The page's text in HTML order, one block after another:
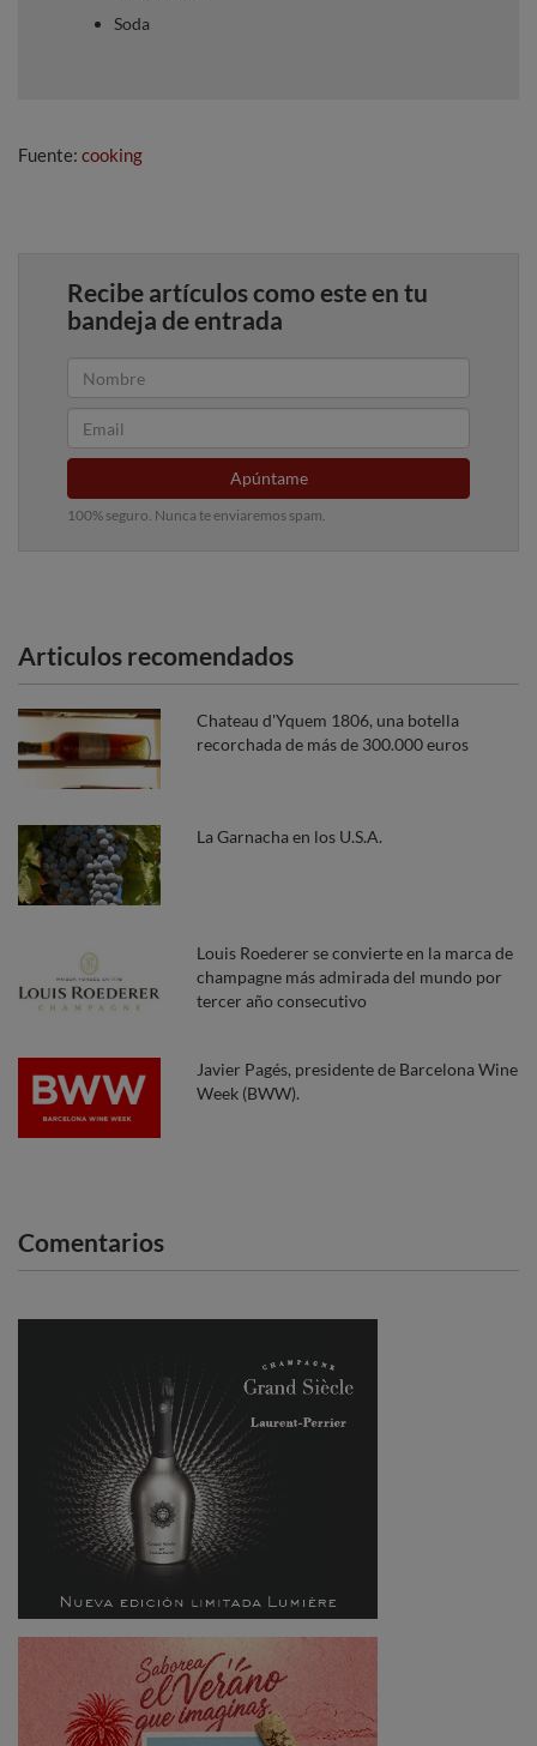
Soda
Fuente: cooking
Recibe artículos como este en tu
bandeja de entrada
Apúntame
100% seguro. Nunca te enviaremos spam.
Articulos recomendados
Chateau d'Yquem 1806, una botella
recorchada de más de 300.000 euros
La Garnacha en los U.S.A.
Louis Roederer se convierte en la marca de
champagne más admirada del mundo por
tercer año consecutivo
Javier Pagés, presidente de Barcelona Wine
Week (BWW).
Comentarios